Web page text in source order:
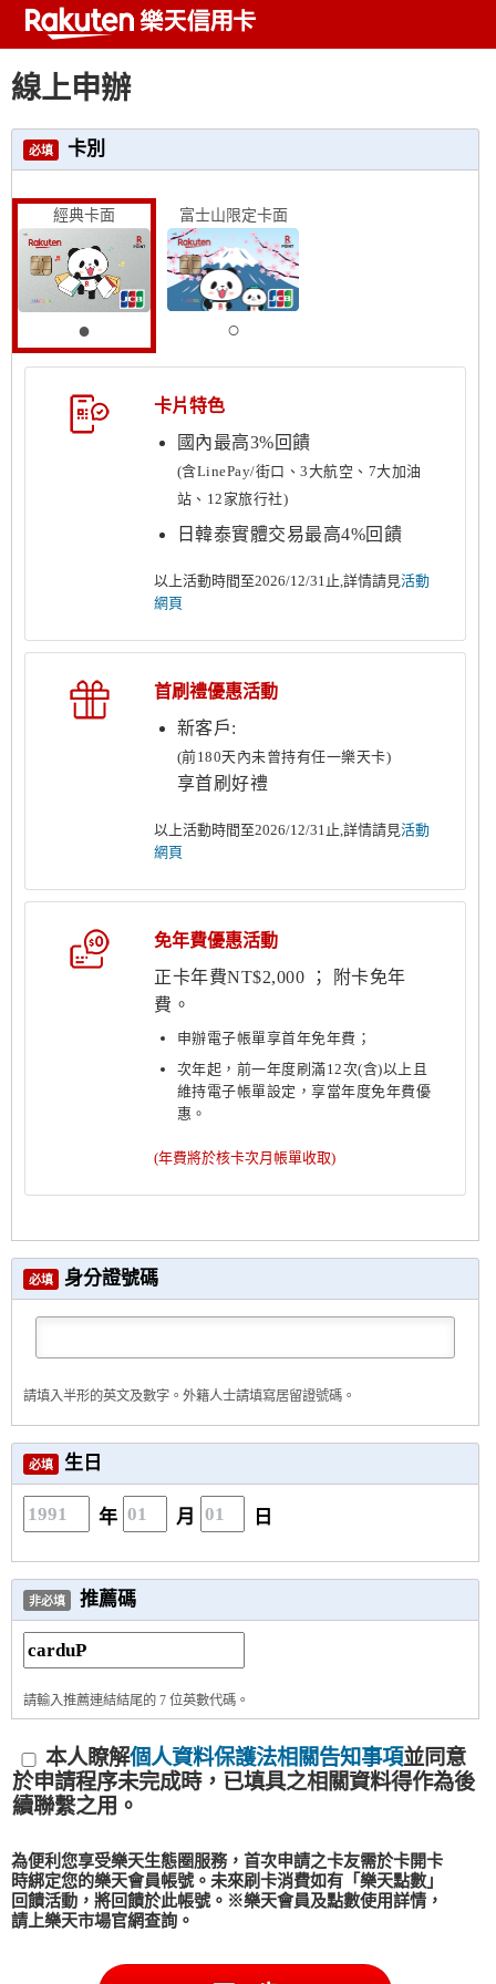
線上申辦
必填 卡別
經典卡面 富士山限定卡面
卡片特色
國內最高3%回饋
(含LinePay/街口、3大航空、7大加油
站、12家旅行社)
日韓泰實體交易最高4%回饋
以上活動時間至2026/12/31止,詳情請見活動
網頁
首刷禮優惠活動
新客戶:
(前180天內未曾持有任一樂天卡)
享首刷好禮
以上活動時間至2026/12/31止,詳情請見活動
網頁
免年費優惠活動
正卡年費NT$2,000 ； 附卡免年
費。
申辦電子帳單享首年免年費；
次年起，前一年度刷滿12次(含)以上且
維持電子帳單設定，享當年度免年費優
惠。
(年費將於核卡次月帳單收取)
必填 身分證號碼
請填入半形的英文及數字。外籍人士請填寫居留證號碼。
必填 生日
年 月 日
非必填 推薦碼
請輸入推薦連結結尾的 7 位英數代碼。
本人瞭解個人資料保護法相關告知事項並同意
於申請程序未完成時，已填具之相關資料得作為後
續聯繫之用。
為便利您享受樂天生態圈服務，首次申請之卡友需於卡開卡
時綁定您的樂天會員帳號。未來刷卡消費如有「樂天點數」
回饋活動，將回饋於此帳號。※樂天會員及點數使用詳情，
請上樂天市場官網查詢。